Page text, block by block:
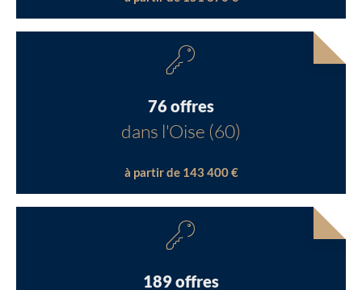
76 offres
dans l'Oise (60)
à partir de 143 400 €
189 offres